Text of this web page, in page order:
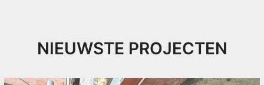
NIEUWSTE PROJECTEN